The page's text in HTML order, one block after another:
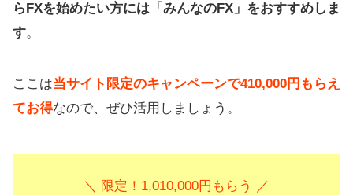
らFXを始めたい方には「みんなのFX」をおすすめしま
す。
ここは当サイト限定のキャンペーンで410,000円もらえ
てお得なので、ぜひ活用しましょう。
＼ 限定！1,010,000円もらう ／